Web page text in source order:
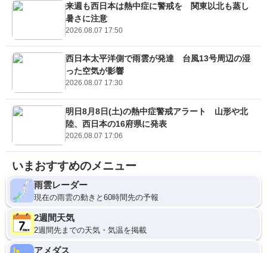
来週も西日本は熱中症に警戒を 関東以北も蒸し
暑さに注意
2026.08.07 17:50
西日本太平洋側で雨雲が発達 台風13号周辺の湿
った空気が影響
2026.08.07 17:30
明日8月8日(土)の熱中症警戒アラート 山形や北
陸、西日本の16府県に発表
2026.08.07 17:06
いまおすすめのメニュー
雨雲レーダー
現在の雨雲の動きと60時間先の予報
2週間天気
2週間先までの天気・気温を掲載
アメダス